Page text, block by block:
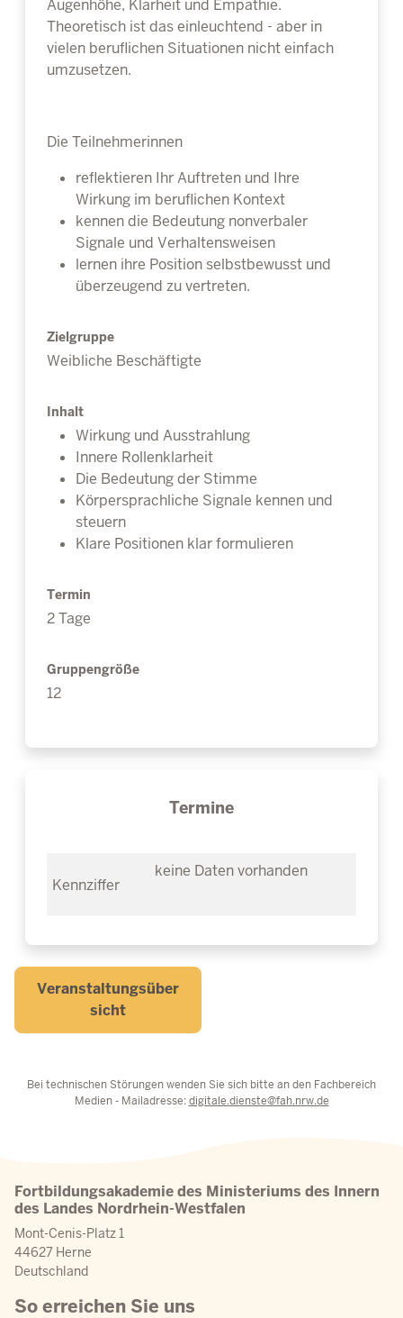
Augenhöhe, Klarheit und Empathie.
Theoretisch ist das einleuchtend - aber in
vielen beruflichen Situationen nicht einfach
umzusetzen.
Die Teilnehmerinnen
reflektieren Ihr Auftreten und Ihre
Wirkung im beruflichen Kontext
kennen die Bedeutung nonverbaler
Signale und Verhaltensweisen
lernen ihre Position selbstbewusst und
überzeugend zu vertreten.
Zielgruppe
Weibliche Beschäftigte
Inhalt
Wirkung und Ausstrahlung
Innere Rollenklarheit
Die Bedeutung der Stimme
Körpersprachliche Signale kennen und
steuern
Klare Positionen klar formulieren
Termin
2 Tage
Gruppengröße
12
Termine
keine Daten vorhanden
Veranstaltungsüber
sicht
Bei technischen Störungen wenden Sie sich bitte an den Fachbereich
Medien - Mailadresse:digitale.dienste@fah.nrw.de
Fortbildungsakademie des Ministeriums des Innern
des Landes Nordrhein-Westfalen
Mont-Cenis-Platz 1
44627 Herne
Deutschland
So erreichen Sie uns